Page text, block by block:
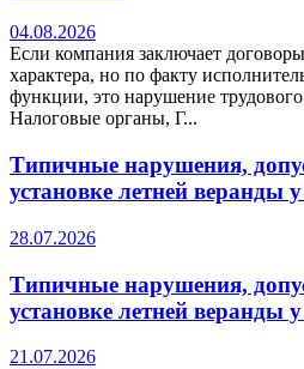
04.08.2026
Если компания заключает
характера, но по факту
функции, это нарушение трудового
Налоговые органы, Г...
Типичные нарушения,
установке летней веранды
28.07.2026
Типичные нарушения,
установке летней веранды
21.07.2026